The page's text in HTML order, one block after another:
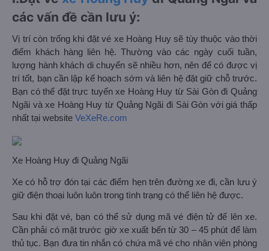
các vấn đề cần lưu ý:
Vị trí còn trống khi đặt vé xe Hoàng Huy sẽ tùy thuộc vào thời
điểm khách hàng liên hệ. Thường vào các ngày cuối tuần,
lượng hành khách di chuyển sẽ nhiều hơn, nên để có được vị
trí tốt, bạn cần lập kế hoạch sớm và liên hệ đặt giữ chỗ trước.
Bạn có thể đặt trực tuyến xe Hoàng Huy từ Sài Gòn đi Quảng
Ngãi và xe Hoàng Huy từ Quảng Ngãi đi Sài Gòn với giá thấp
nhất tại website VeXeRe.com
Xe Hoàng Huy đi Quảng Ngãi
Xe có hỗ trợ đón tại các điểm hẹn trên đường xe đi, cần lưu ý
giữ điện thoại luôn luôn trong tình trạng có thể liên hệ được.
Sau khi đặt vé, bạn có thể sử dụng mã vé điện tử để lên xe.
Cần phải có mặt trước giờ xe xuất bến từ 30 – 45 phút để làm
thủ tục. Bạn đưa tin nhắn có chứa mã vé cho nhân viên phòng